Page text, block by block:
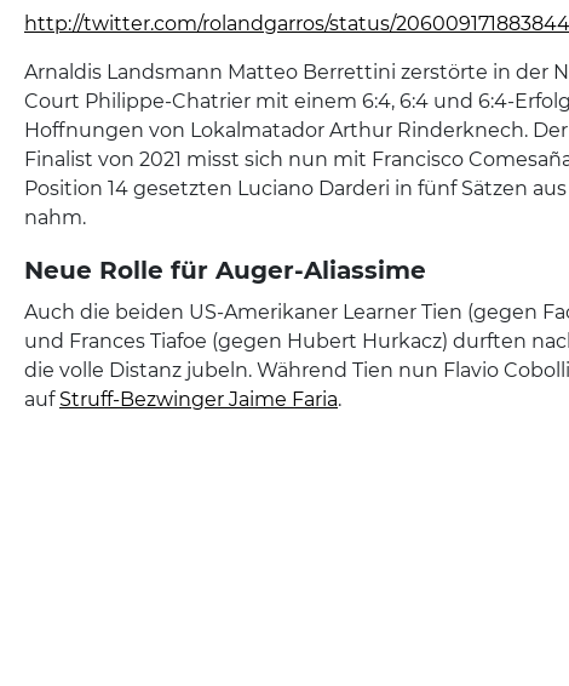
http://twitter.com/rolandgarros/status/
Arnaldis Landsmann Matteo Berrettini zerstörte in der
Court Philippe-Chatrier mit einem 6:4, 6:4 und 6:4-
Hoffnungen von Lokalmatador Arthur Rinderknech.
Finalist von 2021 misst sich nun mit Francisco
Position 14 gesetzten Luciano Darderi in fünf Sätzen
nahm.
Neue Rolle für Auger-Aliassime
Auch die beiden US-Amerikaner Learner Tien (gegen
und Frances Tiafoe (gegen Hubert Hurkacz) durften
die volle Distanz jubeln. Während Tien nun Flavio
auf Struff-Bezwinger Jaime Faria.